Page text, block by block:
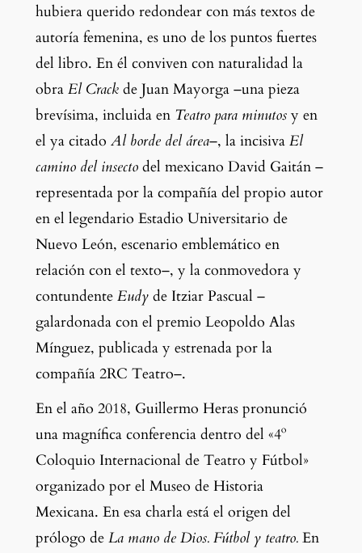
hubiera querido redondear con más textos de
autoría femenina, es uno de los puntos fuertes
del libro. En él conviven con naturalidad la
obra El Crack de Juan Mayorga –una pieza
brevísima, incluida en Teatro para minutos y en
el ya citado Al borde del área–, la incisiva El
camino del insecto del mexicano David Gaitán –
representada por la compañía del propio autor
en el legendario Estadio Universitario de
Nuevo León, escenario emblemático en
relación con el texto–, y la conmovedora y
contundente Eudy de Itziar Pascual –
galardonada con el premio Leopoldo Alas
Mínguez, publicada y estrenada por la
compañía 2RC Teatro–.
En el año 2018, Guillermo Heras pronunció
una magnífica conferencia dentro del «4º
Coloquio Internacional de Teatro y Fútbol»
organizado por el Museo de Historia
Mexicana. En esa charla está el origen del
prólogo de La mano de Dios. Fútbol y teatro. En